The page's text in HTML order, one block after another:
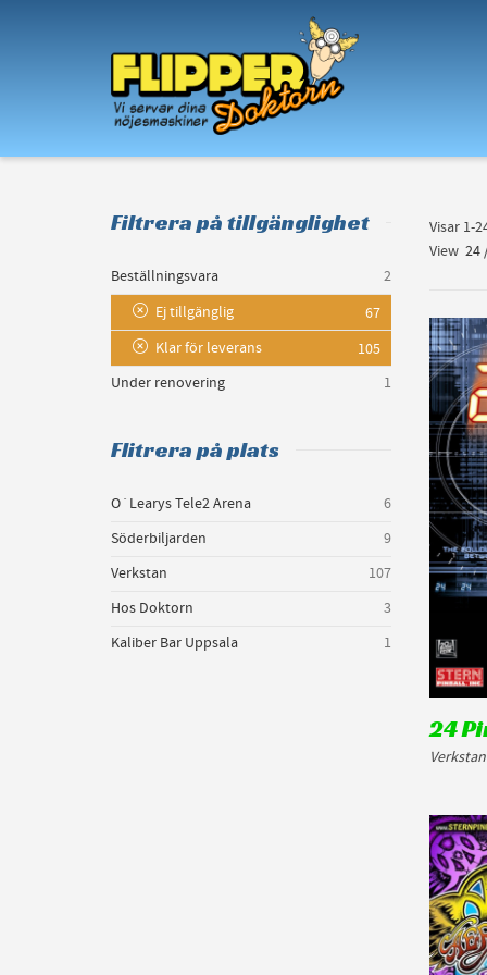
I'm looking forproductin a size
Visar 1-
View 24
24
Verkstan
Filtrera på tillgänglighet
Beställningsvara
2
Ej tillgänglig
67
Klar för leverans
105
Under renovering
1
Flitrera på plats
O´Learys Tele2 Arena
6
Söderbiljarden
9
Verkstan
107
Hos Doktorn
3
Kaliber Bar Uppsala
1